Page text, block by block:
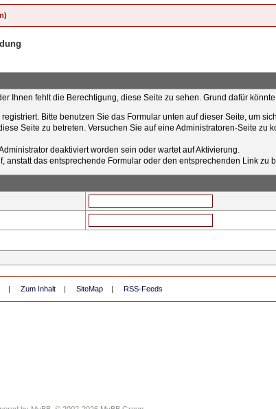
)
Ihnen fehlt die Berechtigung, diese Seite zu sehen. Grund dafür
Bitte benutzen Sie das Formular unten auf dieser Seite, um
Seite zu betreten. Versuchen Sie auf eine Administratoren-Seite
deaktiviert worden sein oder wartet auf Aktivierung.
anstatt das entsprechende Formular oder den entsprechenden Link zu
| Zum Inhalt | SiteMap | RSS-Feeds